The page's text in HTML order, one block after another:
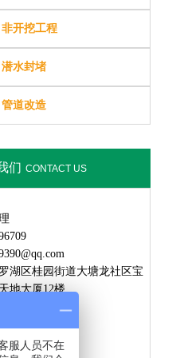
非开挖工程
潜水封堵
管道改造
们 CONTACT US
湖区桂园街道大塘龙社区宝
地大厦12楼
服人员不在